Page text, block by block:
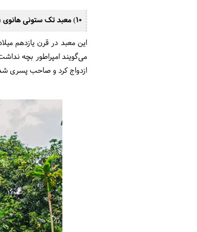
10) معبد تک ستونی هانوی one pillar pagoda
می‌گویند امپراطور بچه
ازدواج کرد و صاحب پسری